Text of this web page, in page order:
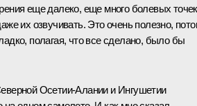
еще далеко, еще много болевых
их озвучивать. Это очень полезно,
полагая, что все сделано, было бы
Осетии-Алании и Ингушетии